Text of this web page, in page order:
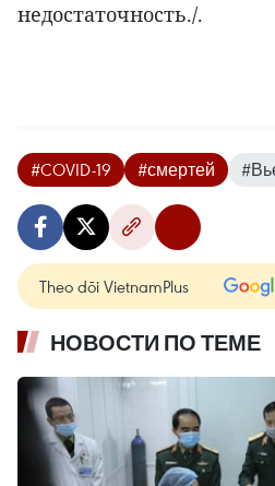
недостаточность./.
#COVID-19 #смертей
Theo dõi VietnamPlus
НОВОСТИ ПО ТЕМЕ